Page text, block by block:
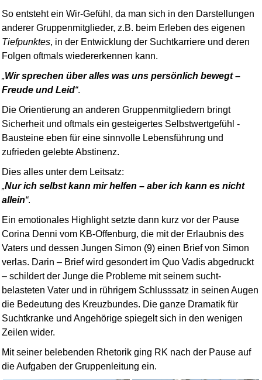
So entsteht ein Wir-Gefühl, da man sich in den Darstellungen
anderer Gruppen­mitglieder, z.B. beim Erleben des eigenen
Tiefpunktes, in der Entwicklung der Suchtkarriere und deren
Folgen oftmals wiedererkennen kann.
Wir sprechen über alles was uns persönlich bewegt –
Freude und Leid .
Die Orientierung an anderen Gruppen­mitgliedern bringt
Sicherheit und oftmals ein gesteigertes Selbst­wert­gefühl -
Bausteine eben für eine sinnvolle Lebensführung und
zufrieden gelebte Abstinenz.
Dies alles unter dem Leitsatz:
Nur ich selbst kann mir helfen – aber ich kann es nicht
allein .
Ein emotionales Highlight setzte dann kurz vor der Pause
Corina Denni vom KB-Offen­burg, die mit der Erlaubnis des
Vaters und dessen Jungen Simon (9) einen Brief von Simon
verlas. Darin – Brief wird gesondert im Quo Vadis abgedruckt
– schildert der Junge die Probleme mit seinem sucht­
belasteten Vater und in rührigem Schlusssatz in seinen Augen
die Bedeutung des Kreuzbundes. Die ganze Dramatik für
Suchtkranke und Ange­hörige spiegelt sich in den wenigen
Zeilen wider.
Mit seiner belebenden Rhetorik ging RK nach der Pause auf
die Aufgaben der Gruppen­leitung ein.